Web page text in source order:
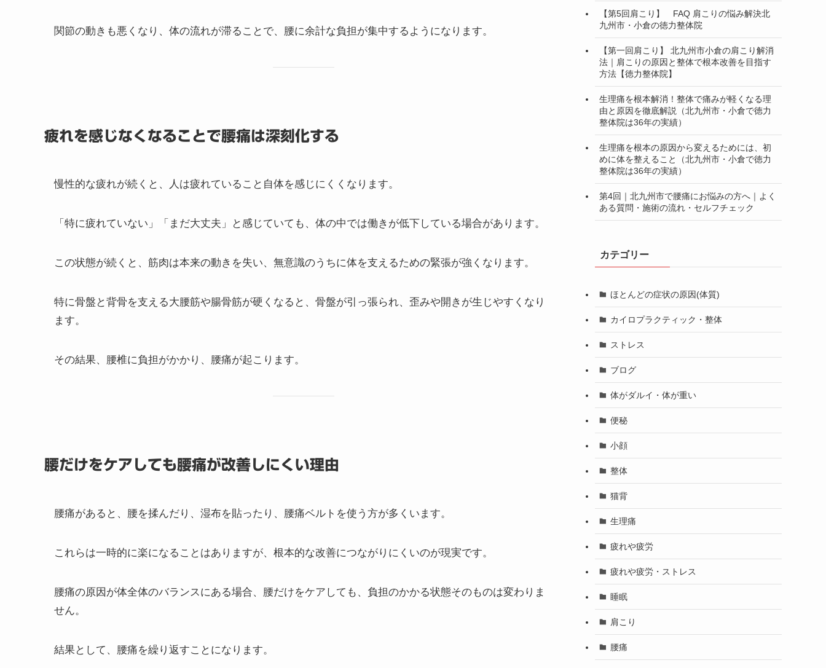
関節の動きも悪くなり、体の流れが滞ることで、腰に余計な負担が集中するようになります。
疲れを感じなくなることで腰痛は深刻化する
慢性的な疲れが続くと、人は疲れていること自体を感じにくくなります。
「特に疲れていない」「まだ大丈夫」と感じていても、体の中では働きが低下している場合があります。
この状態が続くと、筋肉は本来の動きを失い、無意識のうちに体を支えるための緊張が強くなります。
特に骨盤と背骨を支える大腰筋や腸骨筋が硬くなると、骨盤が引っ張られ、歪みや開きが生じやすくなり
ます。
その結果、腰椎に負担がかかり、腰痛が起こります。
腰だけをケアしても腰痛が改善しにくい理由
腰痛があると、腰を揉んだり、湿布を貼ったり、腰痛ベルトを使う方が多くいます。
これらは一時的に楽になることはありますが、根本的な改善につながりにくいのが現実です。
腰痛の原因が体全体のバランスにある場合、腰だけをケアしても、負担のかかる状態そのものは変わりま
せん。
結果として、腰痛を繰り返すことになります。
【第5回肩こり】 FAQ 肩こりの悩み解決北
九州市・小倉の徳力整体院
【第一回肩こり】 北九州市小倉の肩こり解消
法｜肩こりの原因と整体で根本改善を目指す
方法【徳力整体院】
生理痛を根本解消！整体で痛みが軽くなる理
由と原因を徹底解説（北九州市・小倉で徳力
整体院は36年の実績）
生理痛を根本の原因から変えるためには、初
めに体を整えること（北九州市・小倉で徳力
整体院は36年の実績）
第4回｜北九州市で腰痛にお悩みの方へ｜よく
ある質問・施術の流れ・セルフチェック
カテゴリー
ほとんどの症状の原因(体質)
カイロプラクティック・整体
ストレス
ブログ
体がダルイ・体が重い
便秘
小顔
整体
猫背
生理痛
疲れや疲労
疲れや疲労・ストレス
睡眠
肩こり
腰痛